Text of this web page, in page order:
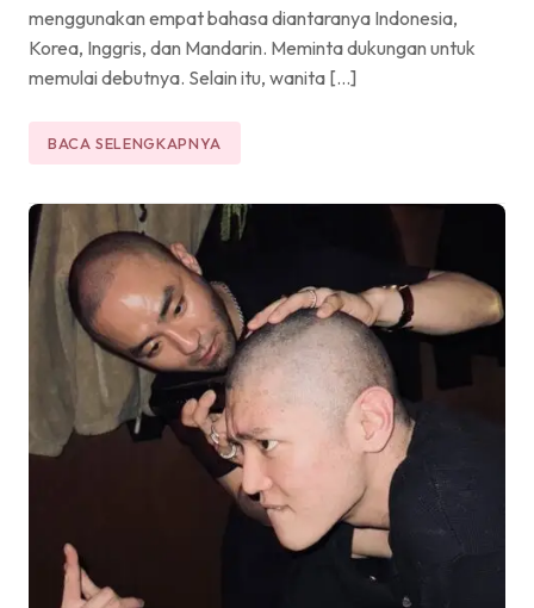
menggunakan empat bahasa diantaranya Indonesia,
Korea, Inggris, dan Mandarin. Meminta dukungan untuk
memulai debutnya. Selain itu, wanita […]
BACA SELENGKAPNYA